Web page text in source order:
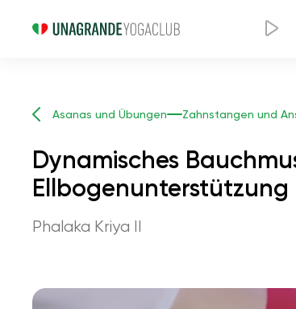
Asanas und Übungen Zahnstangen und
Dynamisches
Ellbogenunterstützung
Phalaka Kriya II